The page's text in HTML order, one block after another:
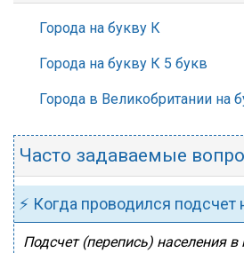
Города на букву К
Города на букву К 5 букв
Города в Великобритании на
Часто задаваемые
⚡ Когда проводился подсчет
Подсчет (перепись) населения в